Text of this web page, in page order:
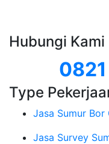
Hubungi Kami
Type
Jasa Sumur Bor
Jasa Survey